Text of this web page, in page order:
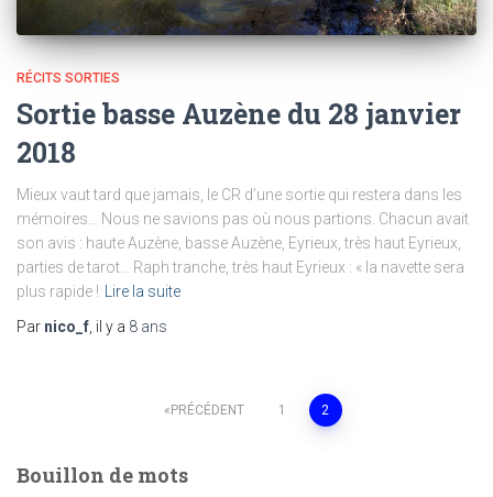
RÉCITS SORTIES
Sortie basse Auzène du 28 janvier
2018
Mieux vaut tard que jamais, le CR d’une sortie qui restera dans les
mémoires… Nous ne savions pas où nous partions. Chacun avait
son avis : haute Auzène, basse Auzène, Eyrieux, très haut Eyrieux,
parties de tarot… Raph tranche, très haut Eyrieux : « la navette sera
plus rapide !
Lire la suite
Par nico_f , il y a 8 ans
Pagination
des
PRÉCÉDENT 1 2
Bouillon de mots